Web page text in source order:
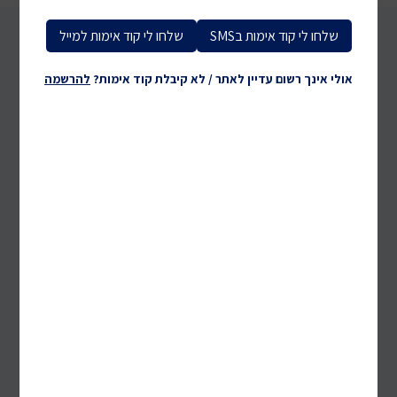
שלחו לי קוד אימות למייל שלחו לי קוד אימות בSMS
אולי אינך רשום עדיין לאתר / לא קיבלת קוד אימות? להרשמה
כל מה שצריך לבית במקום אחד